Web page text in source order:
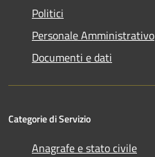
Politici
Personale Amministrativo
Documenti e dati
Categorie di Servizio
Anagrafe e stato civile